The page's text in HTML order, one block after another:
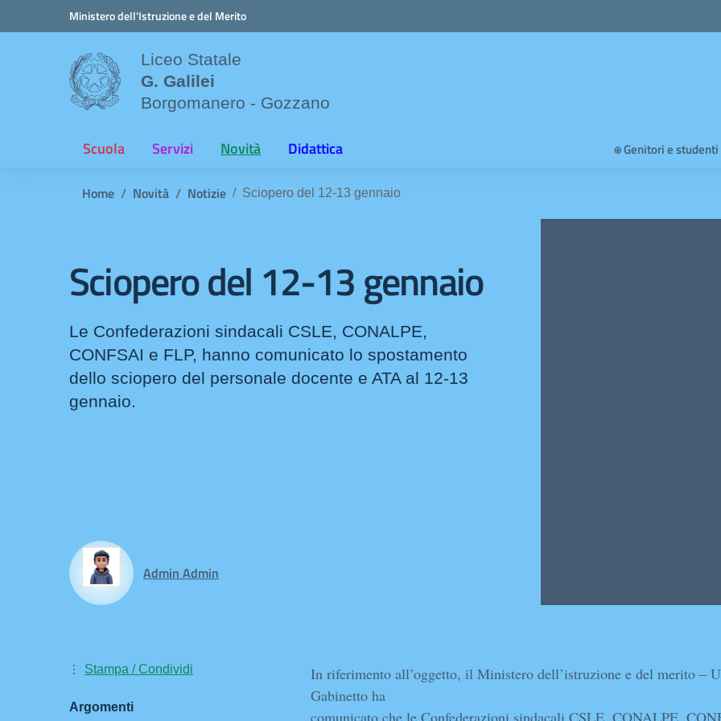
Ministero dell'Istruzione e del Merito
Liceo Statale
G. Galilei
Borgomanero - Gozzano
Scuola Servizi Novità Didattica ⍟ Genitori e studenti
Home Novità Notizie Sciopero del 12-13 gennaio
Sciopero del 12-13 gennaio
Le Confederazioni sindacali CSLE, CONALPE,
CONFSAI e FLP, hanno comunicato lo spostamento
dello sciopero del personale docente e ATA al 12-13
gennaio.
Admin Admin
In riferimento all’oggetto, il Ministero dell’istruzione e del merito –
Gabinetto ha
comunicato che le Confederazioni sindacali CSLE, CONALPE,
Stampa / Condividi
Argomenti